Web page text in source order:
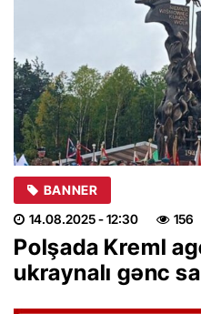
BANNER
14.08.2025- 12:30 156
Polşada Kreml
ukraynalı gənc